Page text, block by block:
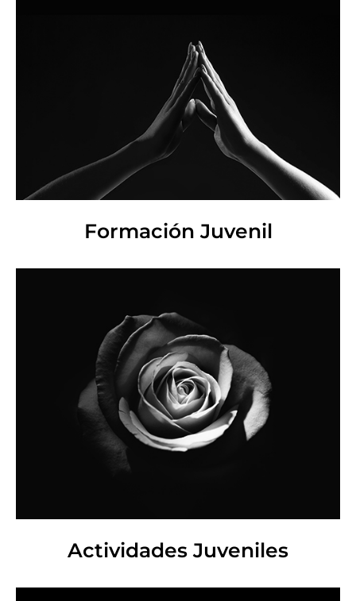
Formación Juvenil
Actividades Juveniles